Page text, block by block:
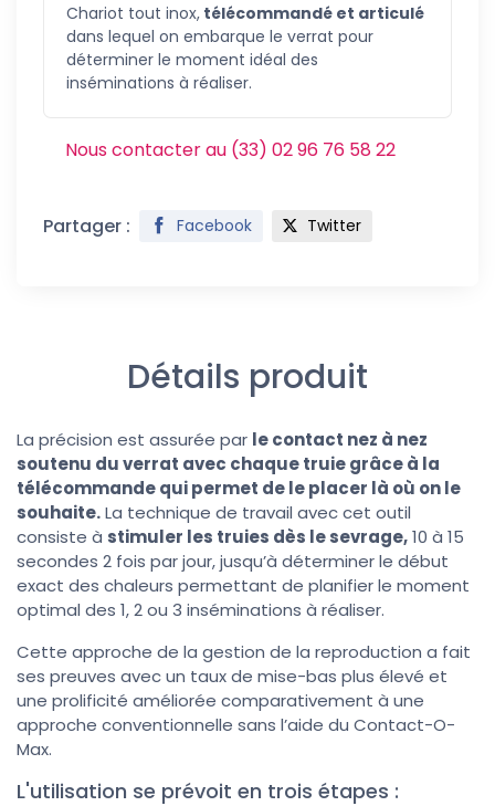
Chariot tout inox, télécommandé et articulé
dans lequel on embarque le verrat pour
déterminer le moment idéal des
inséminations à réaliser.
Nous contacter au (33) 02 96 76 58 22
Partager : Facebook Twitter
Détails produit
La précision est assurée par le contact nez à nez
soutenu du verrat avec chaque truie grâce à la
télécommande qui permet de le placer là où on le
souhaite.La technique de travail avec cet outil
consiste à stimuler les truies dès le sevrage,10 à 15
secondes 2 fois par jour, jusqu’à déterminer le début
exact des chaleurs permettant de planifier le moment
optimal des 1, 2 ou 3 inséminations à réaliser.
Cette approche de la gestion de la reproduction a fait
ses preuves avec un taux de mise-bas plus élevé et
une prolificité améliorée comparativement à une
approche conventionnelle sans l’aide du Contact-O-
Max.
L'utilisation se prévoit en trois étapes :